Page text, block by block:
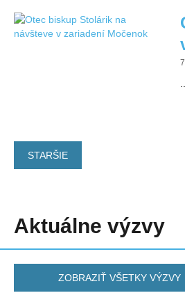
STARŠIE
Aktuálne výzvy
ZOBRAZIŤ VŠETKY VÝZVY